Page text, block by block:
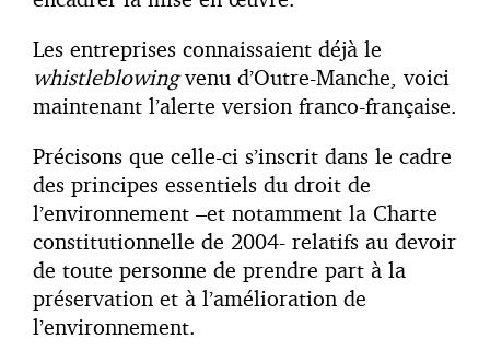
Les entreprises connaissaient déjà le
whistleblowingvenu d’Outre-Manche, voici
maintenant l’alerte version franco-française.
Précisons que celle-ci s’inscrit dans le cadre
des principes essentiels du droit de
l’environnement –et notamment la Charte
constitutionnelle de 2004- relatifs au devoir
de toute personne de prendre part à la
préservation et à l’amélioration de
l’environnement.